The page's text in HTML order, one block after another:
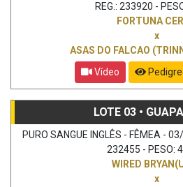
REG.: 233920 -
FORTUNA
x
ASAS DO FALCAO
Vídeo
LOTE 03 •
PURO SANGUE INGLÊS - FÊMEA -
232455 - PESO:
WIRED
x